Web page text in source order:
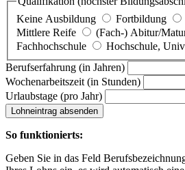
Keine Ausbildung
Fortbildung
Mittlere Reife
(Fach-) Abitur/
Fachhochschule
Hochschule,
Berufserfahrung (in Jahren)
Wochenarbeitszeit (in Stunden)
Urlaubstage (pro Jahr)
Lohneintrag absenden
So funktionierts:
Geben Sie in das Feld